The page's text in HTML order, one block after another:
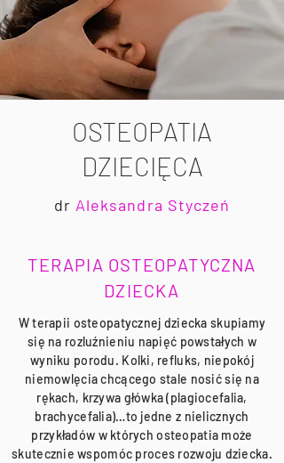
OSTEOPATIA
DZIECIĘCA
dr Aleksandra Styczeń
TERAPIA OSTEOPATYCZNA
DZIECKA
W terapii osteopatycznej dziecka skupiamy
się na rozluźnieniu napięć powstałych w
wyniku porodu. Kolki, refluks, niepokój
niemowlęcia chcącego stale nosić się na
rękach, krzywa główka (plagiocefalia,
brachycefalia)…to jedne z nielicznych
przykładów w których osteopatia może
skutecznie wspomóc proces rozwoju dziecka.